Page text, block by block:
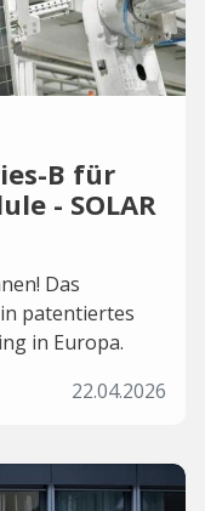
B für
- SOLAR
Das
patentiertes
in Europa.
22.04.2026